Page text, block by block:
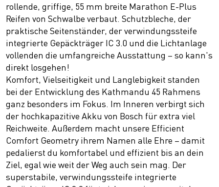
rollende, griffige, 55 mm breite Marathon E-Plus
Reifen von Schwalbe verbaut. Schutzbleche, der
praktische Seitenständer, der verwindungssteife
integrierte Gepäckträger IC 3.0 und die Lichtanlage
vollenden die umfangreiche Ausstattung – so kann's
direkt losgehen!
Komfort, Vielseitigkeit und Langlebigkeit standen
bei der Entwicklung des Kathmandu 45 Rahmens
ganz besonders im Fokus. Im Inneren verbirgt sich
der hochkapazitive Akku von Bosch für extra viel
Reichweite. Außerdem macht unsere Efficient
Comfort Geometry ihrem Namen alle Ehre – damit
pedalierst du komfortabel und effizient bis an dein
Ziel, egal wie weit der Weg auch sein mag. Der
superstabile, verwindungssteife integrierte